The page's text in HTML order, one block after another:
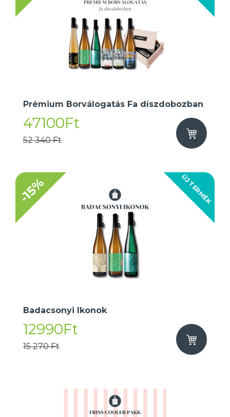
Prémium Borválogatás Fa díszdobozban
47100Ft
52 340 Ft
ÚJ TERMÉK
-15%
Badacsonyi Ikonok
12990Ft
15 270 Ft